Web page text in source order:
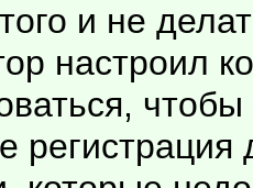
и не
настроил